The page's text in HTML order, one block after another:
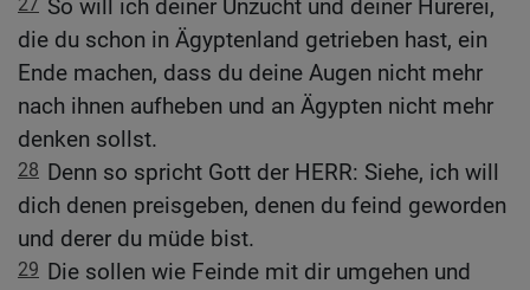
So will ich deiner Unzucht und deiner Hurerei,
die du schon in Ägyptenland getrieben hast, ein
Ende machen, dass du deine Augen nicht mehr
nach ihnen aufheben und an Ägypten nicht mehr
denken sollst.
28 Denn so spricht Gott der HERR: Siehe, ich will
dich denen preisgeben, denen du feind geworden
und derer du müde bist.
29 Die sollen wie Feinde mit dir umgehen und